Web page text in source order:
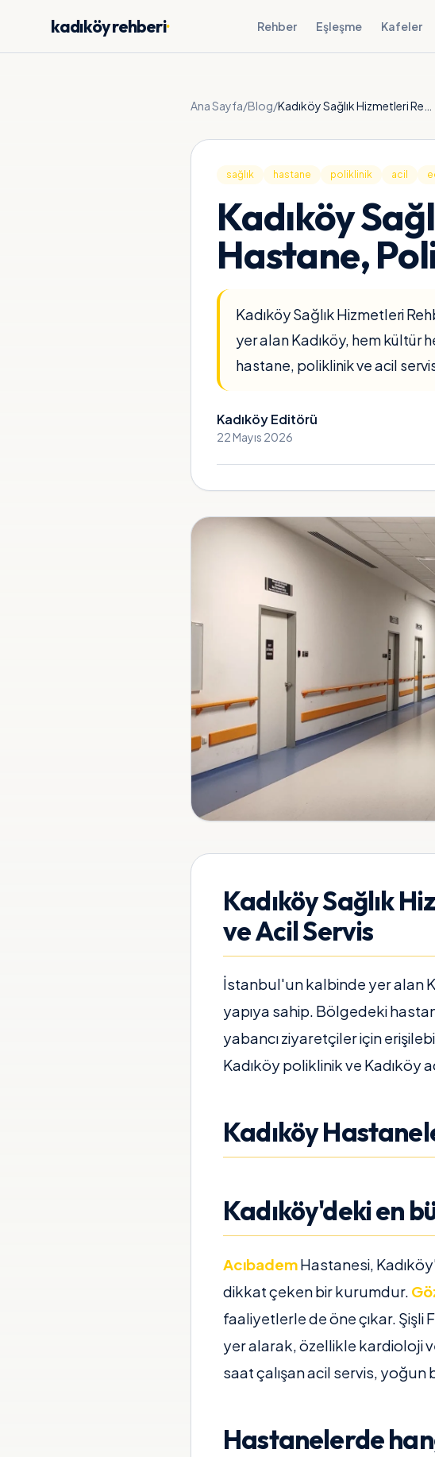
kadıköy rehberi· Rehber Eşleşme Kafeler
Ana Sayfa/Blog/
sağlık hastane poliklinik acil
Kadıköy
Hastane,
Kadıköy Sağlık Hizmetleri
yer alan Kadıköy, hem kültür
hastane, poliklinik ve acil
Kadıköy Editörü
22 Mayıs 2026
Kadıköy Sağlık
ve Acil Servis
İstanbul'un kalbinde yer alan
yapıya sahip. Bölgedeki
yabancı ziyaretçiler için
Kadıköy poliklinik ve Kadıköy
Kadıköy
Kadıköy'deki en
AcıbademHastanesi,
dikkat çeken bir kurumdur.
faaliyetlerle de öne çıkar. Şişli
yer alarak, özellikle kardioloji
saat çalışan acil servis, yoğun
Hastanelerde